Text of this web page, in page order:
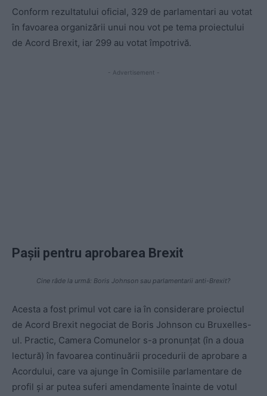
Conform rezultatului oficial, 329 de parlamentari au votat
în favoarea organizării unui nou vot pe tema proiectului
de Acord Brexit, iar 299 au votat împotrivă.
- Advertisement -
Paşii pentru aprobarea Brexit
Cine râde la urmă: Boris Johnson sau parlamentarii anti-Brexit?
Acesta a fost primul vot care ia în considerare proiectul
de Acord Brexit negociat de Boris Johnson cu Bruxelles-
ul. Practic, Camera Comunelor s-a pronunţat (în a doua
lectură) în favoarea continuării procedurii de aprobare a
Acordului, care va ajunge în Comisiile parlamentare de
profil şi ar putea suferi amendamente înainte de votul